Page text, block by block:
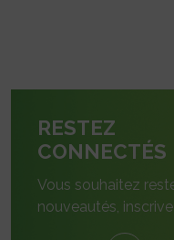
RESTEZ
CONNECTÉS
Vous souhaitez
nouveautés,